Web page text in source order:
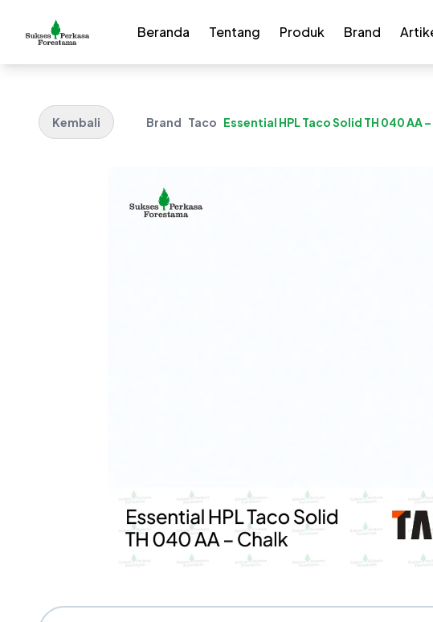
Beranda Tentang Produk Brand
Kembali Brand Taco Essential HPL Taco Solid TH 040 AA